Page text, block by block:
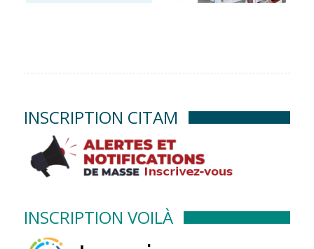
INSCRIPTION CITAM
INSCRIPTION VOILÀ